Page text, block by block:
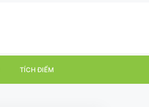
TÍCH ĐIỂM